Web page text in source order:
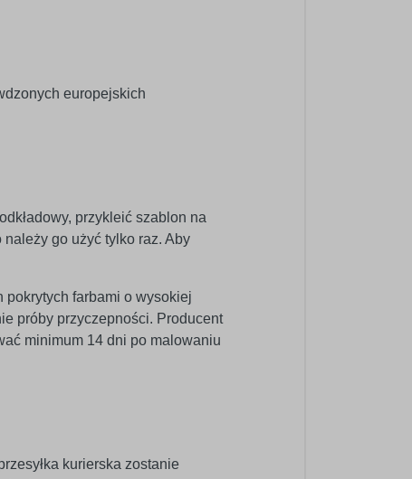
europejskich
przykleić szablon na
go użyć tylko raz. Aby
farbami o wysokiej
próby przyczepności. Producent
minimum 14 dni po malowaniu
kurierska zostanie